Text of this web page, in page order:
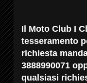
Il Moto Club I
tesseramento
richiesta
3888990071
qualsiasi